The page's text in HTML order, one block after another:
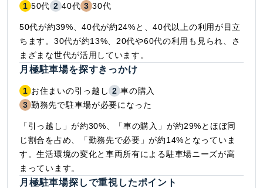
1 50代 2 40代 3 30代
50代が約39%、40代が約24%と、40代以上の利用が目立
ちます。30代が約13%、20代や60代の利用も見られ、さ
まざまな世代が活用しています。
月極駐車場を探すきっかけ
1 お住まいの引っ越し 2 車の購入
3 勤務先で駐車場が必要になった
「引っ越し」が約30%、「車の購入」が約29%とほぼ同
じ割合を占め、「勤務先で必要」が約14%となっていま
す。生活環境の変化と車両所有による駐車場ニーズが高
まっています。
月極駐車場探しで重視したポイント